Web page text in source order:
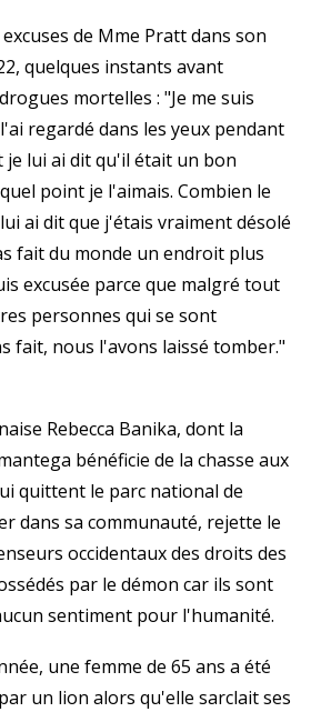
de Mme Pratt dans son
quelques instants avant
mortelles : "Je me suis
regardé dans les yeux pendant
je lui ai dit qu'il était un bon
point je l'aimais. Combien le
ai dit que j'étais vraiment désolé
fait du monde un endroit plus
excusée parce que malgré tout
personnes qui se sont
fait, nous l'avons laissé tomber."
Rebecca Banika, dont la
bénéficie de la chasse aux
quittent le parc national de
dans sa communauté, rejette le
occidentaux des droits des
par le démon car ils sont
sentiment pour l'humanité.
une femme de 65 ans a été
un lion alors qu'elle sarclait ses